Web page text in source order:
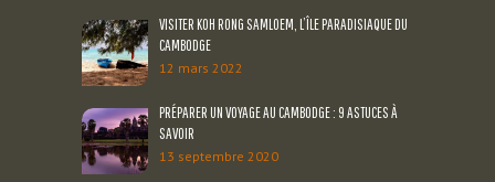
VISITER KOH RONG SAMLOEM, L’ÎLE PARADISIAQUE DU
CAMBODGE
12 mars 2022
PRÉPARER UN VOYAGE AU CAMBODGE : 9 ASTUCES À
SAVOIR
13 septembre 2020